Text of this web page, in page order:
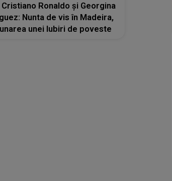
Cristiano Ronaldo și Georgina
Nunta de vis în Madeira,
unei Iubiri de poveste